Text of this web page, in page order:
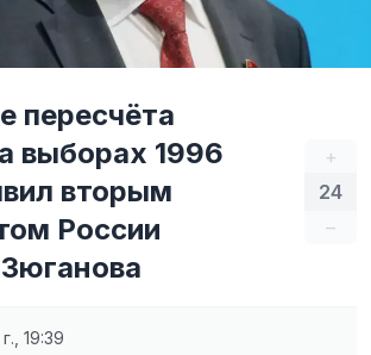
+
24
–
пересчёта
выборах 1996
вторым
России
19:39